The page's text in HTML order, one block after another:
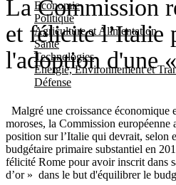
Economie
Politique
Agriculture et Alimentation
Santé
Technologies
Energie, Environnement et
Défense
La Commission
et félicite l’Italie
l'adoption d'une
Malgré une croissance économique
moroses, la Commission
position sur l’Italie qui devrait, selon
budgétaire primaire substantiel en
félicité Rome pour avoir inscrit dans
d’or » dans le but d'équilibrer le